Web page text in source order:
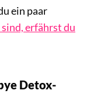
ein paar
erfährst du
Detox-